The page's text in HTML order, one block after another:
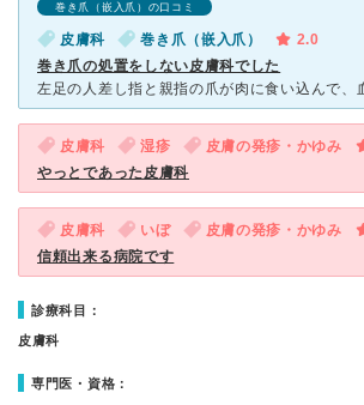
巻き爪（嵌入爪）の口コミ
皮膚科 巻き爪（嵌入爪）
2.0
巻き爪の処置をしない皮膚科でした
皮膚科 湿疹 皮膚の発疹・かゆみ
やっとであった皮膚科
皮膚科 いぼ 皮膚の発疹・かゆみ
信頼出来る病院です
診療科目：
皮膚科
専門医・資格：